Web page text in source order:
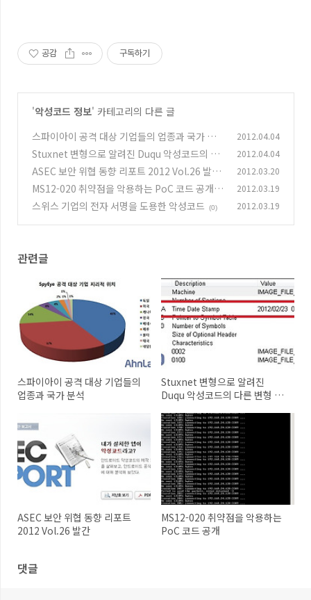
공감 구독하기
'악성코드 정보' 카테고리의 다른 글
스파이아이 공격 대상 기업들의 업종과 국가 분
석 (0)
2012.04.04
Stuxnet 변형으로 알려진 Duqu 악성코드의 다
른 변형 발견 (0)
2012.04.04
ASEC 보안 위협 동향 리포트 2012 Vol.26 발간
(0)
2012.03.20
MS12-020 취약점을 악용하는 PoC 코드 공개
(0)
2012.03.19
스위스 기업의 전자 서명을 도용한 악성코드 (0) 2012.03.19
관련글
스파이아이 공격 대상 기업들의
업종과 국가 분석
Stuxnet 변형으로 알려진
Duqu 악성코드의 다른 변형 발
ASEC 보안 위협 동향 리포트
2012 Vol.26 발간
MS12-020 취약점을 악용하는
PoC 코드 공개
댓글